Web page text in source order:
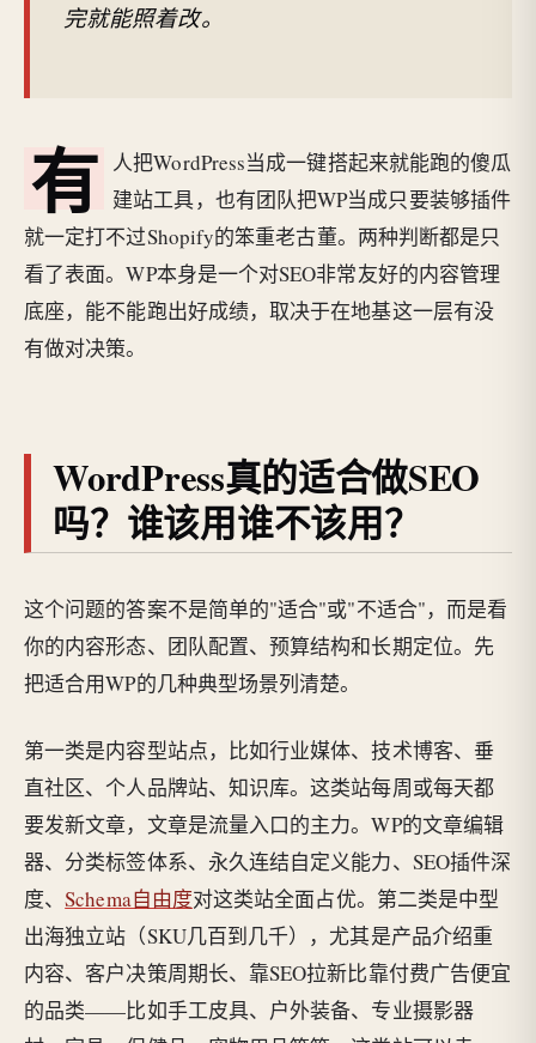
完就能照着改。
有 人把WordPress当成一键搭起来就能跑的傻瓜
建站工具，也有团队把WP当成只要装够插件
就一定打不过Shopify的笨重老古董。两种判断都是只
看了表面。WP本身是一个对SEO非常友好的内容管理
底座，能不能跑出好成绩，取决于在地基这一层有没
有做对决策。
WordPress真的适合做SEO
吗？谁该用谁不该用？
这个问题的答案不是简单的"适合"或"不适合"，而是看
你的内容形态、团队配置、预算结构和长期定位。先
把适合用WP的几种典型场景列清楚。
第一类是内容型站点，比如行业媒体、技术博客、垂
直社区、个人品牌站、知识库。这类站每周或每天都
要发新文章，文章是流量入口的主力。WP的文章编辑
器、分类标签体系、永久连结自定义能力、SEO插件深
度、Schema自由度对这类站全面占优。第二类是中型
出海独立站（SKU几百到几千），尤其是产品介绍重
内容、客户决策周期长、靠SEO拉新比靠付费广告便宜
的品类——比如手工皮具、户外装备、专业摄影器